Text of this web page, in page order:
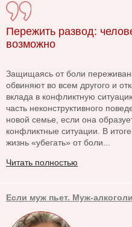
Пережить развод:
возможно
Защищаясь от боли
обвиняют во всем другого и
вклада в конфликтную
часть неконструктивного
новой семье, если она
конфликтные ситуации. В
жизнь «убегать» от боли...
Читать полностью
Если муж пьет. Муж-